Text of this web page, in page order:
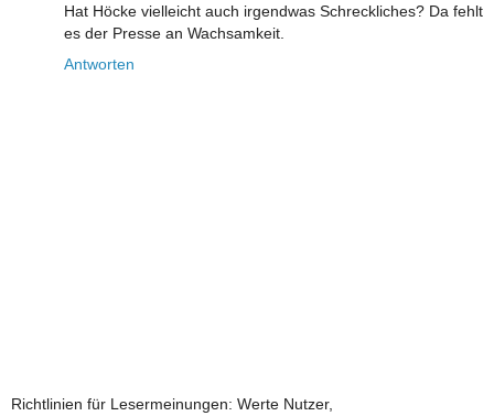
Hat Höcke vielleicht auch irgendwas Schreckliches? Da fehlt
es der Presse an Wachsamkeit.
Antworten
Richtlinien für Lesermeinungen: Werte Nutzer,